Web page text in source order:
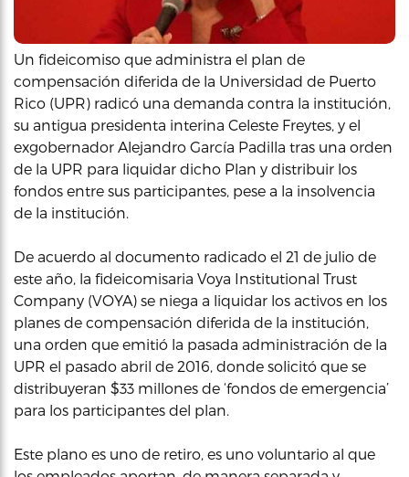
Un fideicomiso que administra el plan de
compensación diferida de la Universidad de Puerto
Rico (UPR) radicó una demanda contra la institución,
su antigua presidenta interina Celeste Freytes, y el
exgobernador Alejandro García Padilla tras una orden
de la UPR para liquidar dicho Plan y distribuir los
fondos entre sus participantes, pese a la insolvencia
de la institución.
De acuerdo al documento radicado el 21 de julio de
este año, la fideicomisaria Voya Institutional Trust
Company (VOYA) se niega a liquidar los activos en los
planes de compensación diferida de la institución,
una orden que emitió la pasada administración de la
UPR el pasado abril de 2016, donde solicitó que se
distribuyeran $33 millones de ‘fondos de emergencia’
para los participantes del plan.
Este plano es uno de retiro, es uno voluntario al que